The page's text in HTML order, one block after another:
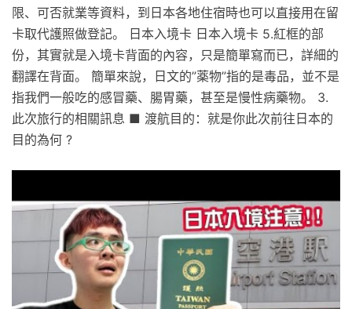
限、可否就業等資料，到日本各地住宿時也可以直接用在留
卡取代護照做登記。 日本入境卡 日本入境卡 5.紅框的部
份，其實就是入境卡背面的內容，只是簡單寫而已，詳細的
翻譯在背面。 簡單來說，日文的”薬物”指的是毒品，並不是
指我們一般吃的感冒藥、腸胃藥，甚至是慢性病藥物。 3.
此次旅行的相關訊息 ■ 渡航目的：就是你此次前往日本的
目的為何 ?